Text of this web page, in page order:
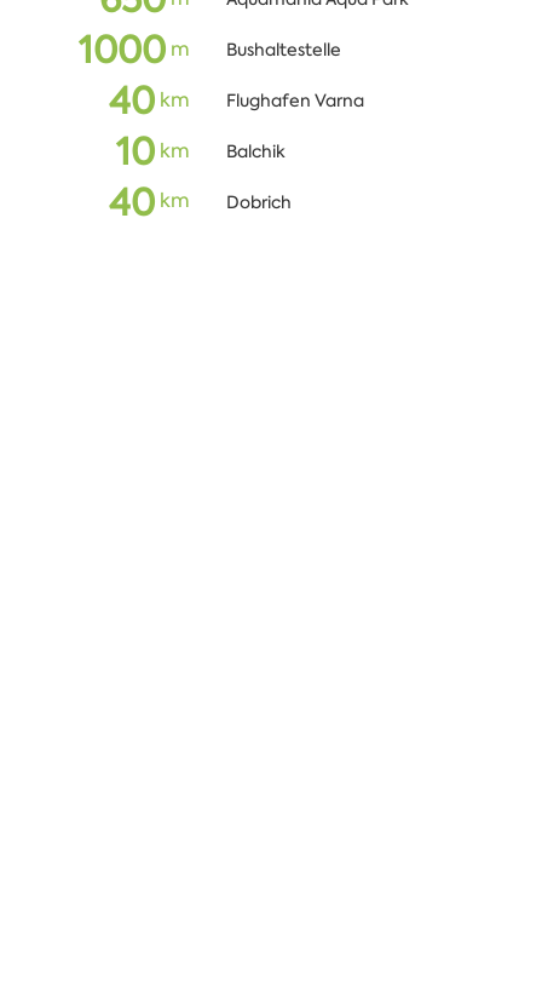
1000m Bushaltestelle
40km Flughafen Varna
10km Balchik
40km Dobrich